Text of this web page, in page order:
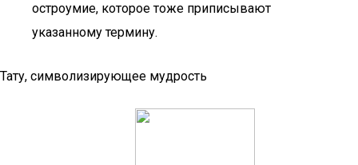
остроумие, которое тоже приписывают
указанному термину.
Тату, символизирующее мудрость